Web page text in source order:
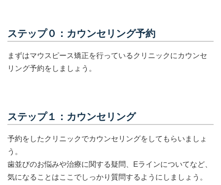
ステップ０：カウンセリング予約
まずはマウスピース矯正を行っているクリニックにカウンセ
リング予約をしましょう。
ステップ１：カウンセリング
予約をしたクリニックでカウンセリングをしてもらいましょ
う。
歯並びのお悩みや治療に関する疑問、Eラインについてなど、
気になることはここでしっかり質問するようにしましょう。